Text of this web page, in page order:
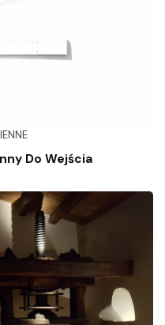
Do Wejścia